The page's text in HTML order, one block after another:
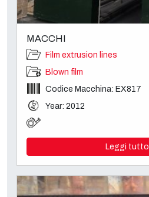
MACCHI
Film extrusion lines
Blown film
Codice Macchina: EX817
Year: 2012
Leggi tutto